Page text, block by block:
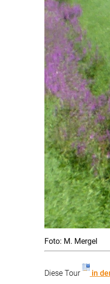
Foto: M. Mergel
Diese Tour in